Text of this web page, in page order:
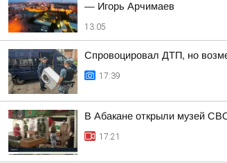
— Игорь Арчимаев
13:05
Спровоцировал ДТП, но
17:39
В Абакане открыли музей
17:21